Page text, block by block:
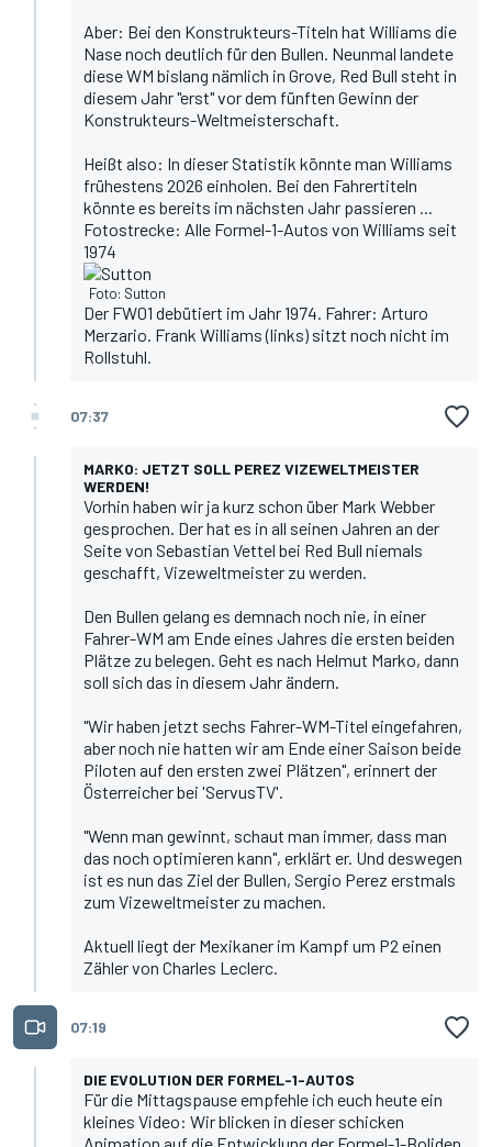
Aber: Bei den Konstrukteurs-Titeln hat Williams die
Nase noch deutlich für den Bullen. Neunmal landete
diese WM bislang nämlich in Grove, Red Bull steht in
diesem Jahr "erst" vor dem fünften Gewinn der
Konstrukteurs-Weltmeisterschaft.
Heißt also: In dieser Statistik könnte man Williams
frühestens 2026 einholen. Bei den Fahrertiteln
könnte es bereits im nächsten Jahr passieren ...
Fotostrecke: Alle Formel-1-Autos von Williams seit
1974
Foto: Sutton
Der FW01 debütiert im Jahr 1974. Fahrer: Arturo
Merzario. Frank Williams (links) sitzt noch nicht im
Rollstuhl.
07:37
MARKO: JETZT SOLL PEREZ VIZEWELTMEISTER
WERDEN!
Vorhin haben wir ja kurz schon über Mark Webber
gesprochen. Der hat es in all seinen Jahren an der
Seite von Sebastian Vettel bei Red Bull niemals
geschafft, Vizeweltmeister zu werden.
Den Bullen gelang es demnach noch nie, in einer
Fahrer-WM am Ende eines Jahres die ersten beiden
Plätze zu belegen. Geht es nach Helmut Marko, dann
soll sich das in diesem Jahr ändern.
"Wir haben jetzt sechs Fahrer-WM-Titel eingefahren,
aber noch nie hatten wir am Ende einer Saison beide
Piloten auf den ersten zwei Plätzen", erinnert der
Österreicher bei 'ServusTV'.
"Wenn man gewinnt, schaut man immer, dass man
das noch optimieren kann", erklärt er. Und deswegen
ist es nun das Ziel der Bullen, Sergio Perez erstmals
zum Vizeweltmeister zu machen.
Aktuell liegt der Mexikaner im Kampf um P2 einen
Zähler von Charles Leclerc.
07:19
DIE EVOLUTION DER FORMEL-1-AUTOS
Für die Mittagspause empfehle ich euch heute ein
kleines Video: Wir blicken in dieser schicken